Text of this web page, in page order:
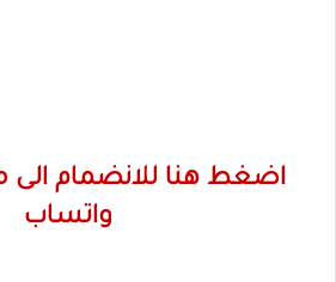
اضغط هنا للانضمام الى
واتساب